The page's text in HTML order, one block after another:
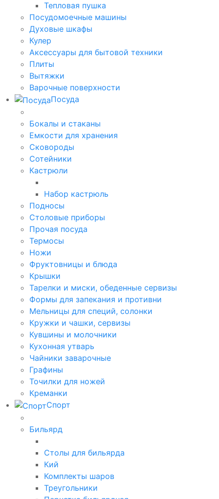
Тепловая пушка
Посудомоечные машины
Духовые шкафы
Кулер
Аксессуары для бытовой техники
Плиты
Вытяжки
Варочные поверхности
Посуда
Бокалы и стаканы
Емкости для хранения
Сковороды
Сотейники
Кастрюли
Набор кастрюль
Подносы
Столовые приборы
Прочая посуда
Термосы
Ножи
Фруктовницы и блюда
Крышки
Тарелки и миски, обеденные сервизы
Формы для запекания и противни
Мельницы для специй, солонки
Кружки и чашки, сервизы
Кувшины и молочники
Кухонная утварь
Чайники заварочные
Графины
Точилки для ножей
Креманки
Спорт
Бильярд
Столы для бильярда
Кий
Комплекты шаров
Треугольники